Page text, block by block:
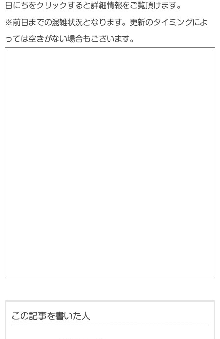
日にちをクリックすると詳細情報をご覧頂けます。
※前日までの混雑状況となります。更新のタイミングによ
っては空きがない場合もございます。
この記事を書いた人